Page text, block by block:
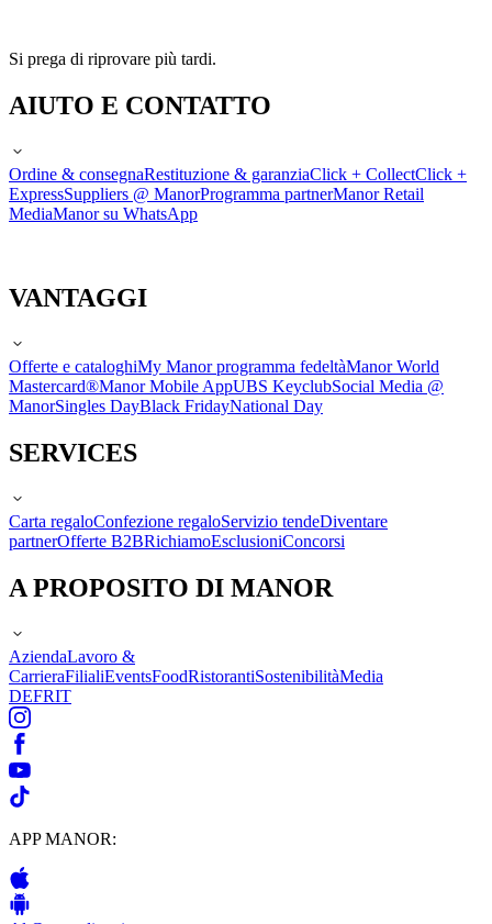
Si prega di riprovare più tardi.
AIUTO E CONTATTO
Ordine & consegnaRestituzione & garanziaClick + CollectClick +
ExpressSuppliers @ ManorProgramma partnerManor Retail
MediaManor su WhatsApp
VANTAGGI
Offerte e cataloghiMy Manor programma fedeltàManor World
Mastercard®Manor Mobile AppUBS KeyclubSocial Media @
ManorSingles DayBlack FridayNational Day
SERVICES
Carta regaloConfezione regaloServizio tendeDiventare
partnerOfferte B2BRichiamoEsclusioniConcorsi
A PROPOSITO DI MANOR
AziendaLavoro &
CarrieraFilialiEventsFoodRistorantiSostenibilitàMedia
DEFRIT
APP MANOR: